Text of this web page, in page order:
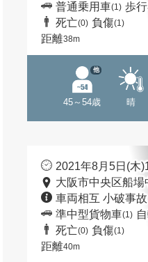
普通乗用車(1) 歩
死亡(0) 負傷(1)
距離38m
45～54歳
他
晴
2021年8月5日(木
大阪市中央区船
車両相互 小破事故
準中型貨物車(1)
死亡(0) 負傷(1)
距離40m